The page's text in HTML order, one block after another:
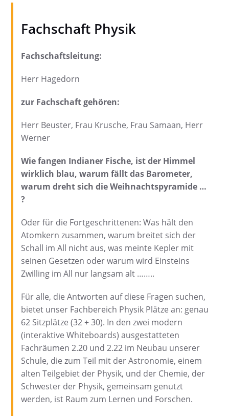
Fachschaft Physik
Fachschaftsleitung:
Herr Hagedorn
zur Fachschaft gehören:
Herr Beuster, Frau Krusche, Frau Samaan, Herr
Werner
Wie fangen Indianer Fische, ist der Himmel
wirklich blau, warum fällt das Barometer,
warum dreht sich die Weihnachtspyramide …
?
Oder für die Fortgeschrittenen: Was hält den
Atomkern zusammen, warum breitet sich der
Schall im All nicht aus, was meinte Kepler mit
seinen Gesetzen oder warum wird Einsteins
Zwilling im All nur langsam alt ……..
Für alle, die Antworten auf diese Fragen suchen,
bietet unser Fachbereich Physik Plätze an: genau
62 Sitzplätze (32 + 30). In den zwei modern
(interaktive Whiteboards) ausgestatteten
Fachräumen 2.20 und 2.22 im Neubau unserer
Schule, die zum Teil mit der Astronomie, einem
alten Teilgebiet der Physik, und der Chemie, der
Schwester der Physik, gemeinsam genutzt
werden, ist Raum zum Lernen und Forschen.